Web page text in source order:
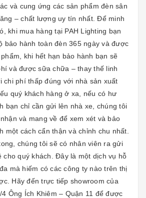
và cung ứng các sản phẩm đèn sân
– chất lượng uy tín nhất. Để minh
khi mua hàng tại PAH Lighting bạn
bảo hành toàn đèn 365 ngày và được
khi hết hạn bảo hành bạn sẽ
và được sữa chữa – thay thế linh
chi phí thấp đúng với nhà sản xuất
quý khách hàng ở xa, nếu có hư
bạn chỉ cần gửi lên nhà xe, chúng tôi
và mang về để xem xét và bảo
một cách cẩn thận và chỉnh chu nhất.
chúng tôi sẽ có nhân viên ra gửi
cho quý khách. Đây là một dịch vụ hỗ
mà hiếm có các công ty nào trên thị
Hãy đến trực tiếp showroom của
4 Ông Ích Khiêm – Quận 11 để được